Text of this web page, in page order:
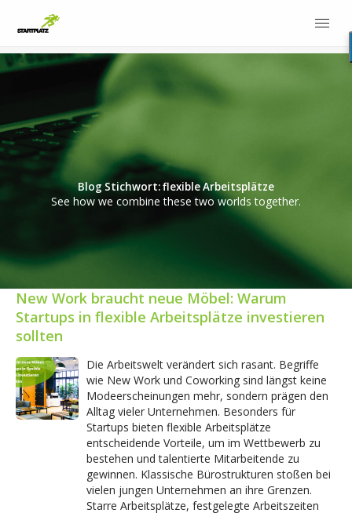
Blog Stichwort: flexible Arbeitsplätze
See how we combine these two worlds together.
New Work braucht neue Möbel: Warum
Startups in flexible Arbeitsplätze investieren
sollten
Die Arbeitswelt verändert sich rasant. Begriffe
wie New Work und Coworking sind längst keine
Modeerscheinungen mehr, sondern prägen den
Alltag vieler Unternehmen. Besonders für
Startups bieten flexible Arbeitsplätze
entscheidende Vorteile, um im Wettbewerb zu
bestehen und talentierte Mitarbeitende zu
gewinnen. Klassische Bürostrukturen stoßen bei
vielen jungen Unternehmen an ihre Grenzen.
Starre Arbeitsplätze, festgelegte Arbeitszeiten